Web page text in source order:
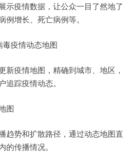
示疫情数据，让公众一目了然地了
增长、死亡病例等。
疫情动态地图
新疫情地图，精确到城市、地区，
追踪疫情动态。
图
趋势和扩散路径，通过动态地图直
传播情况。